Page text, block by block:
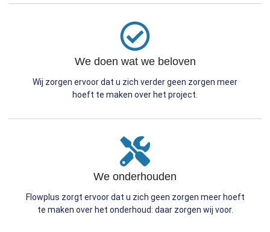
We doen wat we beloven
Wij zorgen ervoor dat u zich verder geen zorgen meer
hoeft te maken over het project.
We onderhouden
Flowplus zorgt ervoor dat u zich geen zorgen meer hoeft
te maken over het onderhoud: daar zorgen wij voor.